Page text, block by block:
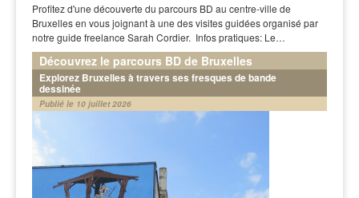
Profitez d'une découverte du parcours BD au centre-ville de
Bruxelles en vous joignant à une des visites guidées organisé par
notre guide freelance Sarah Cordier. Infos pratiques: Le…
Découvrez le parcours BD de Bruxelles
Explorez Bruxelles à travers ses fresques de bande
dessinée
Publié le 10 juillet 2026